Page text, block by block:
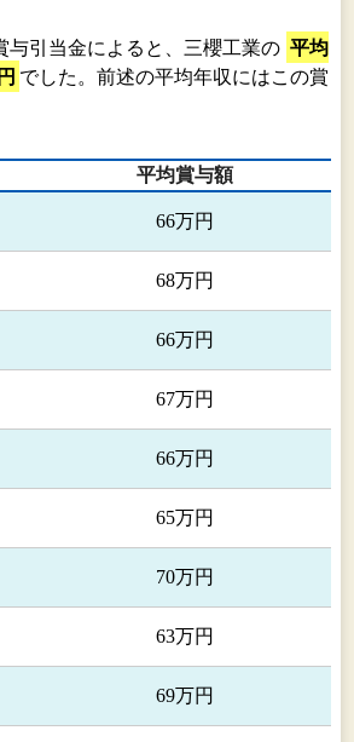
与引当金によると、三櫻工業の 平均
でした。前述の平均年収にはこの賞
平均賞与額
66万円
68万円
66万円
67万円
66万円
65万円
70万円
63万円
69万円